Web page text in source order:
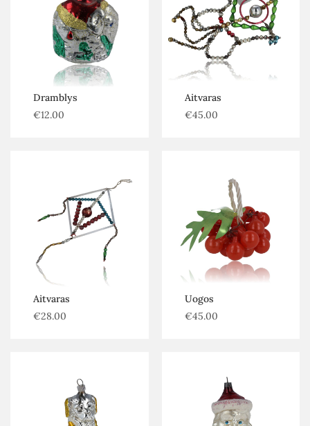
Dramblys
€12.00
Aitvaras
€45.00
Aitvaras
€28.00
Uogos
€45.00